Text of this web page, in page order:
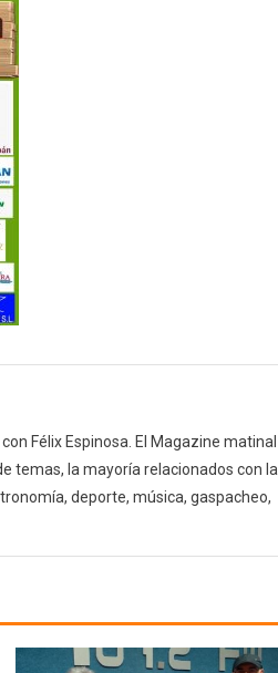
Félix Espinosa. El Magazine matinal
temas, la mayoría relacionados con la
deporte, música, gaspacheo,